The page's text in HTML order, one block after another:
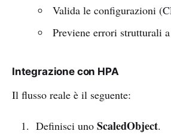
Valida le configurazioni
Previene errori strutturali
Integrazione con HPA
Il flusso reale è il seguente:
Definisci uno ScaledObject.